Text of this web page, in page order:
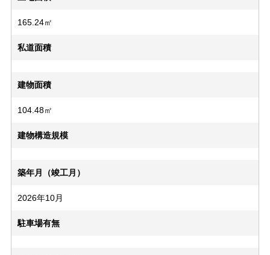
165.24㎡
私道面積
建物面積
104.48㎡
建物構造規模
築年月（竣工月）
2026年10月
駐車場有無